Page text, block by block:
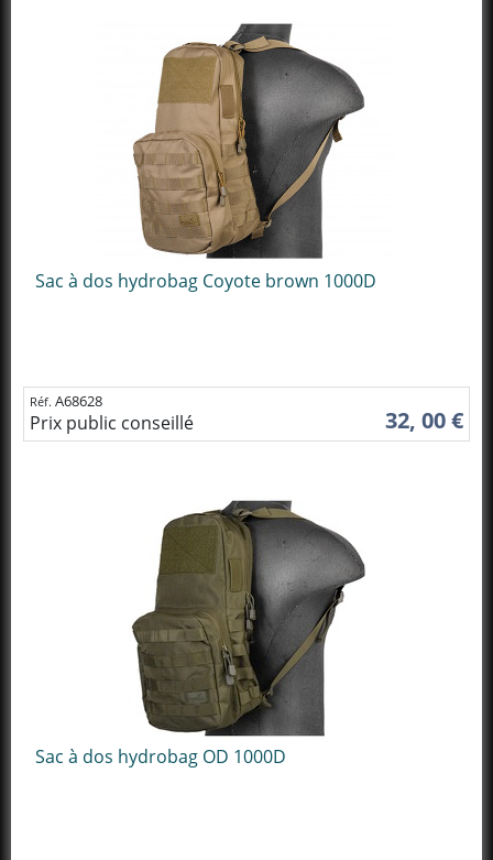
Sac à dos hydrobag Coyote brown 1000D
Réf. A68628
Prix public conseillé 32, 00 €
Sac à dos hydrobag OD 1000D